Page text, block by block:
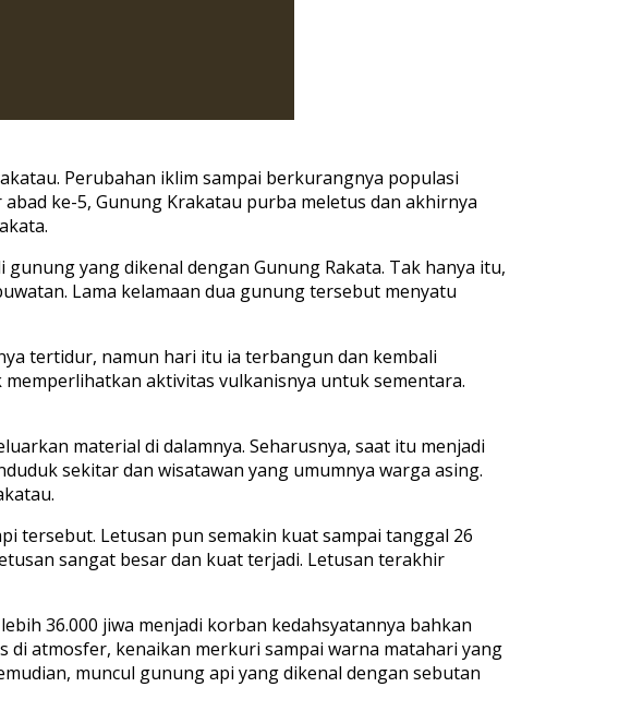
Perubahan iklim sampai berkurangnya populasi
ke-5, Gunung Krakatau purba meletus dan akhirnya
yang dikenal dengan Gunung Rakata. Tak hanya itu,
Lama kelamaan dua gunung tersebut menyatu
tertidur, namun hari itu ia terbangun dan kembali
aktivitas vulkanisnya untuk sementara.
material di dalamnya. Seharusnya, saat itu menjadi
sekitar dan wisatawan yang umumnya warga asing.
tersebut. Letusan pun semakin kuat sampai tanggal 26
sangat besar dan kuat terjadi. Letusan terakhir
36.000 jiwa menjadi korban kedahsyatannya bahkan
atmosfer, kenaikan merkuri sampai warna matahari yang
muncul gunung api yang dikenal dengan sebutan